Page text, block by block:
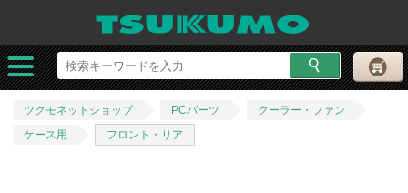
ツクモネットショップ PCパーツ
クーラー・ファン
ケース用
フロント・リア